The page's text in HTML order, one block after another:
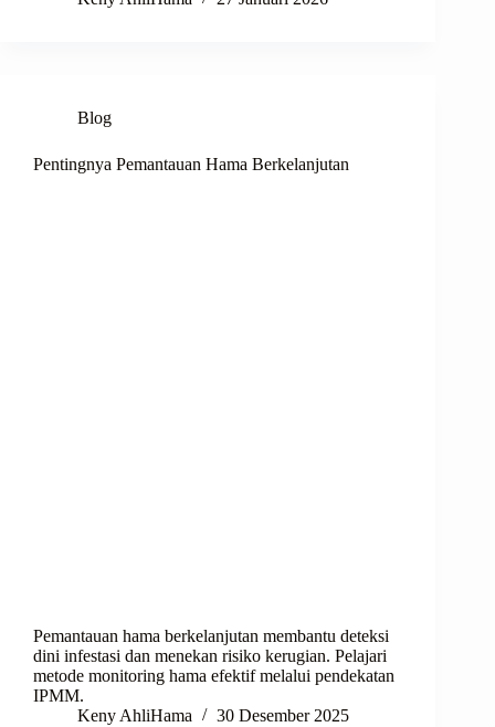
Blog
Pentingnya Pemantauan Hama Berkelanjutan
Pemantauan hama berkelanjutan membantu deteksi
dini infestasi dan menekan risiko kerugian. Pelajari
metode monitoring hama efektif melalui pendekatan
IPMM.
Keny AhliHama
30 Desember 2025